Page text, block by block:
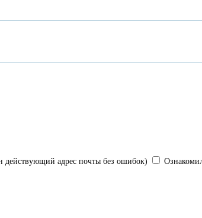
действующий адрес почты без ошибок)